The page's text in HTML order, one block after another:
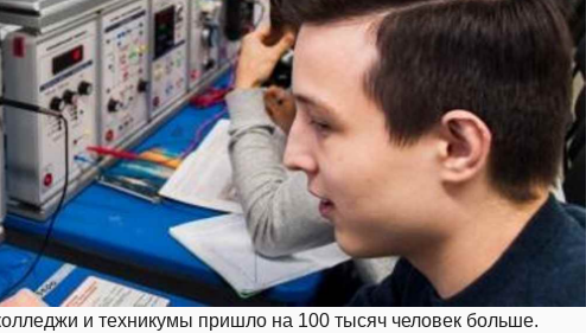
и техникумы пришло на 100 тысяч человек больше.